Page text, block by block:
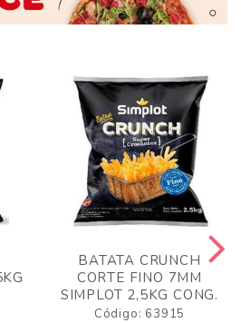
BATATA CRUNCH
CORTE FINO 7MM
SIMPLOT 2,5KG CONG.
Código: 63915